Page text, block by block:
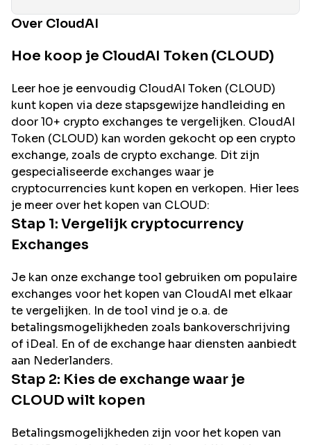
Over CloudAI
Hoe koop je CloudAI Token (CLOUD)
Leer hoe je eenvoudig CloudAI Token (CLOUD)
kunt kopen via deze stapsgewijze handleiding en
door 10+ crypto exchanges te vergelijken. CloudAI
Token (CLOUD) kan worden gekocht op een crypto
exchange, zoals de crypto exchange. Dit zijn
gespecialiseerde exchanges waar je
cryptocurrencies kunt kopen en verkopen. Hier lees
je meer over het kopen van CLOUD:
Stap 1: Vergelijk cryptocurrency
Exchanges
Je kan onze exchange tool gebruiken om populaire
exchanges voor het kopen van CloudAI met elkaar
te vergelijken. In de tool vind je o.a. de
betalingsmogelijkheden zoals bankoverschrijving
of iDeal. En of de exchange haar diensten aanbiedt
aan Nederlanders.
Stap 2: Kies de exchange waar je
CLOUD wilt kopen
Betalingsmogelijkheden zijn voor het kopen van